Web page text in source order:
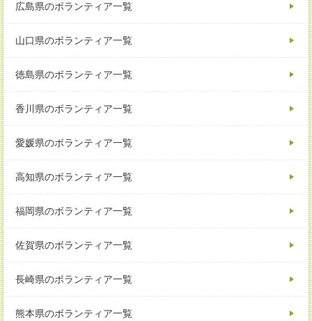
広島県のボランティア一覧
山口県のボランティア一覧
徳島県のボランティア一覧
香川県のボランティア一覧
愛媛県のボランティア一覧
高知県のボランティア一覧
福岡県のボランティア一覧
佐賀県のボランティア一覧
長崎県のボランティア一覧
熊本県のボランティア一覧